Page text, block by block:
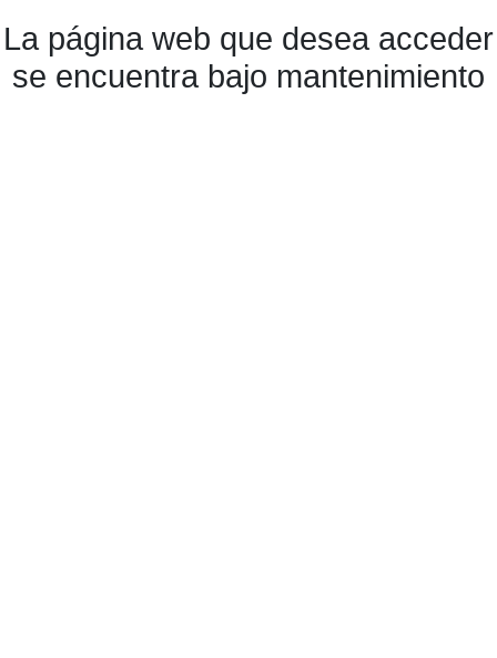
La página web que desea acceder
se encuentra bajo mantenimiento